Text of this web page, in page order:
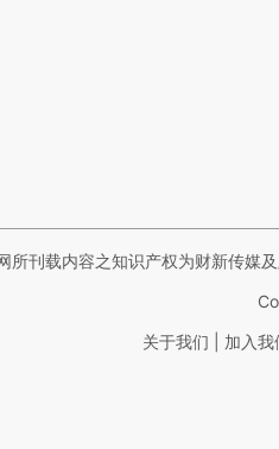
所刊载内容之知识产权为财新传媒
关于我们 加入我